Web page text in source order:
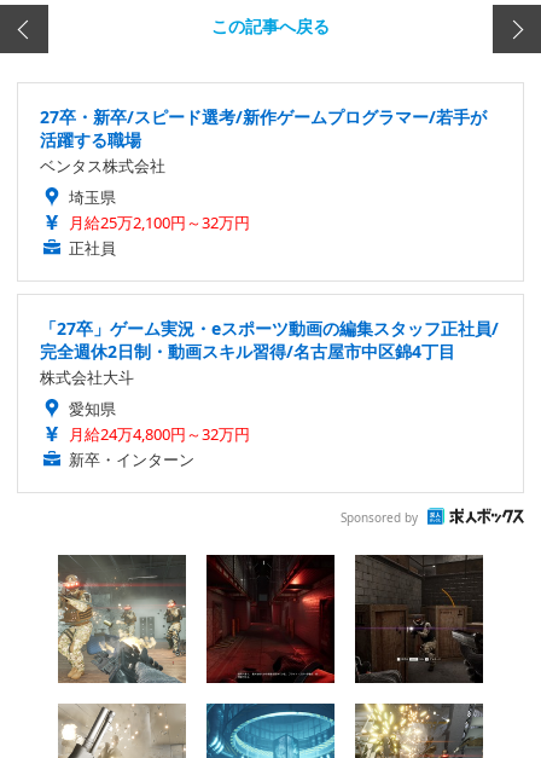
この記事へ戻る
27卒・新卒/スピード選考/新作ゲームプログラマー/若手が
活躍する職場
ベンタス株式会社
埼玉県
月給25万2,100円～32万円
正社員
「27卒」ゲーム実況・eスポーツ動画の編集スタッフ正社員/
完全週休2日制・動画スキル習得/名古屋市中区錦4丁目
株式会社大斗
愛知県
月給24万4,800円～32万円
新卒・インターン
Sponsored by